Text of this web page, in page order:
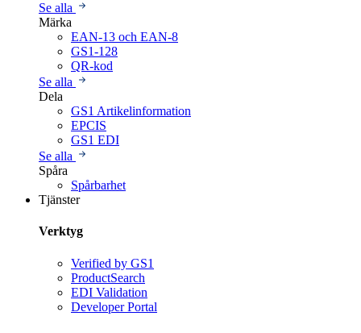
Se alla
Märka
EAN-13 och EAN-8
GS1-128
QR-kod
Se alla
Dela
GS1 Artikelinformation
EPCIS
GS1 EDI
Se alla
Spåra
Spårbarhet
Tjänster
Verktyg
Verified by GS1
ProductSearch
EDI Validation
Developer Portal